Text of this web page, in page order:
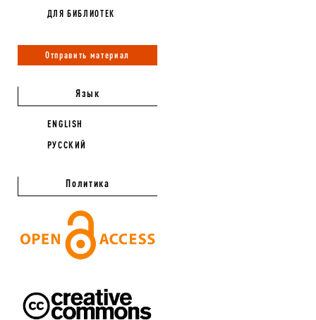
ДЛЯ БИБЛИОТЕК
Отправить материал
Язык
ENGLISH
РУССКИЙ
Политика